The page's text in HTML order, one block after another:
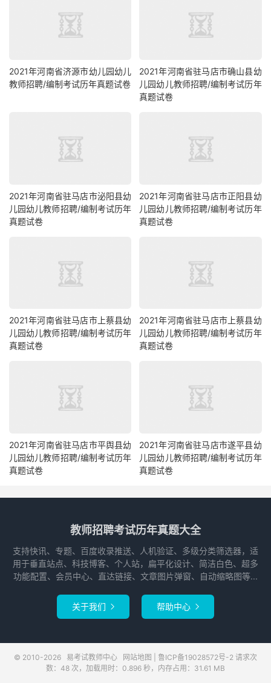
2021年河南省济源市幼儿园幼儿
教师招聘/编制考试历年真题试卷
2021年河南省驻马店市确山县幼
儿园幼儿教师招聘/编制考试历年
真题试卷
2021年河南省驻马店市泌阳县幼
儿园幼儿教师招聘/编制考试历年
真题试卷
2021年河南省驻马店市正阳县幼
儿园幼儿教师招聘/编制考试历年
真题试卷
2021年河南省驻马店市上蔡县幼
儿园幼儿教师招聘/编制考试历年
真题试卷
2021年河南省驻马店市上蔡县幼
儿园幼儿教师招聘/编制考试历年
真题试卷
2021年河南省驻马店市平舆县幼
儿园幼儿教师招聘/编制考试历年
真题试卷
2021年河南省驻马店市遂平县幼
儿园幼儿教师招聘/编制考试历年
真题试卷
教师招聘考试历年真题大全
支持快讯、专题、百度收录推送、人机验证、多级分类筛选器，适
用于垂直站点、科技博客、个人站，扁平化设计、简洁白色、超多
功能配置、会员中心、直达链接、文章图片弹窗、自动缩略图等...
关于我们  帮助中心 
© 2010-2026 易考试教师中心 网站地图 鲁ICP备19028572号-2 请求次
数：48 次，加载用时：0.896 秒，内存占用：31.61 MB